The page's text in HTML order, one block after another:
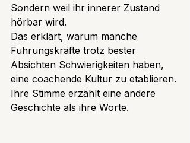
Sondern weil ihr innerer Zustand
hörbar wird.
Das erklärt, warum manche
Führungskräfte trotz bester
Absichten Schwierigkeiten haben,
eine coachende Kultur zu etablieren.
Ihre Stimme erzählt eine andere
Geschichte als ihre Worte.